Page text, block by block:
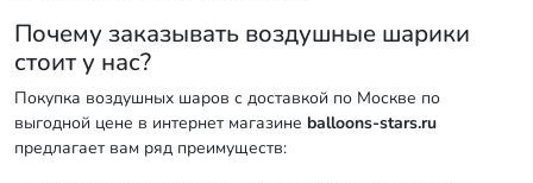
Почему заказывать воздушные шарики
стоит у нас?
Покупка воздушных шаров с доставкой по Москве по
выгодной цене в интернет магазине balloons-stars.ru
предлагает вам ряд преимуществ: